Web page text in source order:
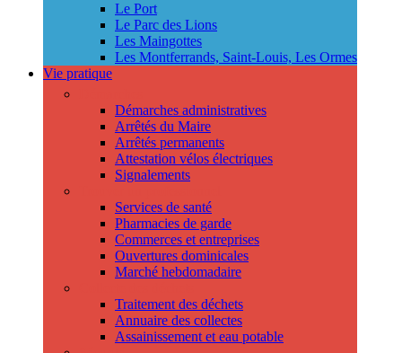
Le Port
Le Parc des Lions
Les Maingottes
Les Montferrands, Saint-Louis, Les Ormes
Vie pratique
Démarches administratives
Arrêtés du Maire
Arrêtés permanents
Attestation vélos électriques
Signalements
Services de santé
Pharmacies de garde
Commerces et entreprises
Ouvertures dominicales
Marché hebdomadaire
Traitement des déchets
Annuaire des collectes
Assainissement et eau potable